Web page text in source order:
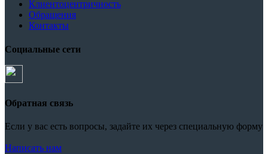
Клиентоцентричность
Обращения
Контакты
Социальные сети
Обратная связь
Если у вас есть вопросы, задайте их через специальную форму
Написать нам